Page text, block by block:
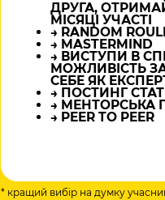
ДРУГА,
МІСЯЦІ УЧАСТІ
→ RANDOM
→ MASTERMIND
→ ВИСТУПИ В
МОЖЛИВІСТЬ
СЕБЕ ЯК
→ ПОСТИНГ
→ МЕНТОРСЬКА
→ PEER TO PEER
* кращий вибір на думку